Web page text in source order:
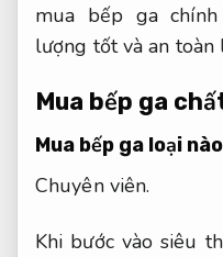
mua bếp ga
lượng tốt và an
Mua bếp ga
Mua bếp ga loại
Chuyên viên.
Khi bước vào siêu